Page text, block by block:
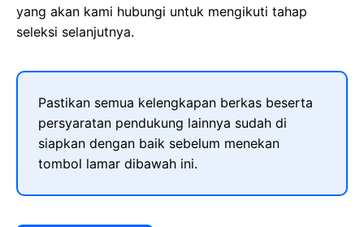
yang akan kami hubungi untuk mengikuti tahap
seleksi selanjutnya.
Pastikan semua kelengkapan berkas beserta
persyaratan pendukung lainnya sudah di
siapkan dengan baik sebelum menekan
tombol lamar dibawah ini.